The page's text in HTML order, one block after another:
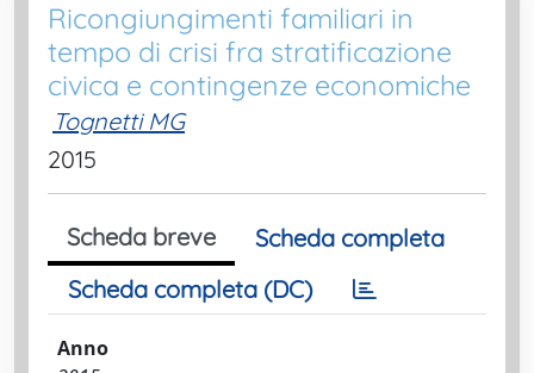
Ricongiungimenti familiari in
tempo di crisi fra stratificazione
civica e contingenze economiche
Tognetti MG
2015
Scheda breve
Scheda completa
Scheda completa (DC)
Anno